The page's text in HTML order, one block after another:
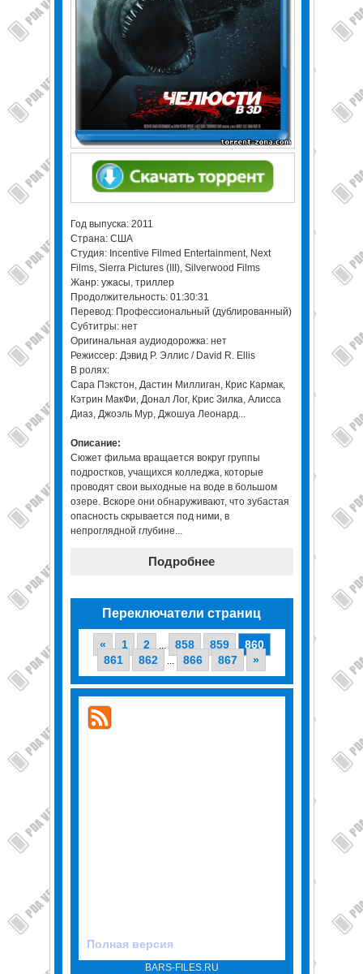
Год выпуска: 2011
Страна: США
Студия: Incentive Filmed Entertainment, Next
Films, Sierra Pictures (III), Silverwood Films
Жанр: ужасы, триллер
Продолжительность: 01:30:31
Перевод: Профессиональный (дублированный)
Субтитры: нет
Оригинальная аудиодорожка: нет
Режиссер: Дэвид Р. Эллис / David R. Ellis
В ролях:
Сара Пэкстон, Дастин Миллиган, Крис Кармак,
Кэтрин МакФи, Донал Лог, Крис Зилка, Алисса
Диаз, Джоэль Мур, Джошуа Леонард...
Описание:
Сюжет фильма вращается вокруг группы
подростков, учащихся колледжа, которые
проводят свои выходные на воде в большом
озере. Вскоре они обнаруживают, что зубастая
опасность скрывается под ними, в
непроглядной глубине...
Подробнее
Переключатели страниц
« 1 2 ... 858 859
860
861
862 ... 866 867 »
Полная версия
BARS-FILES.RU